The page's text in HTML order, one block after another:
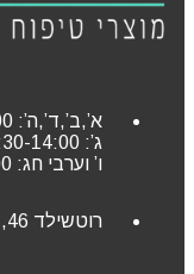
א’,ב’,ד’,ה’: 9:30-19:00
ג’: 9:30-14:00
ו’ וערבי חג: 9:00-14:00
רוטשילד 46, כפר סבא